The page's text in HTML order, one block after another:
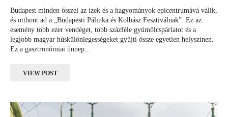
Budapest minden ősszel az ízek és a hagyományok epicentrumává válik,
és otthont ad a „Budapesti Pálinka és Kolbász Fesztiválnak”. Ez az
esemény több ezer vendéget, több százféle gyümölcspárlatot és a
legjobb magyar húskülönlegességeket gyűjti össze egyetlen helyszínen.
Ez a gasztronómiai ünnep...
VIEW POST